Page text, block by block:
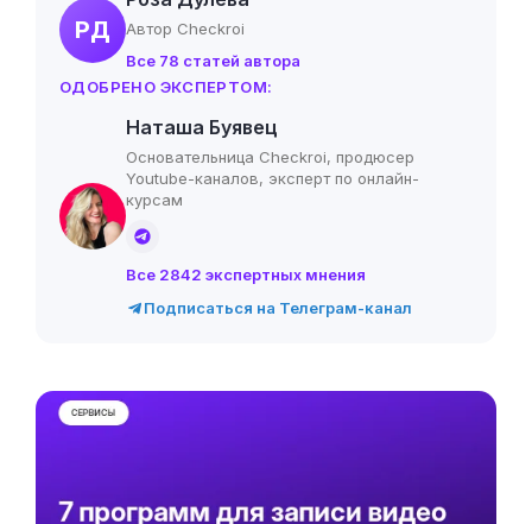
РД
Автор Checkroi
Все 78 статей автора
ОДОБРЕНО ЭКСПЕРТОМ:
Наташа Буявец
Основательница Checkroi, продюсер
Youtube-каналов, эксперт по онлайн-
курсам
Все 2842 экспертных мнения
Подписаться на Телеграм-канал